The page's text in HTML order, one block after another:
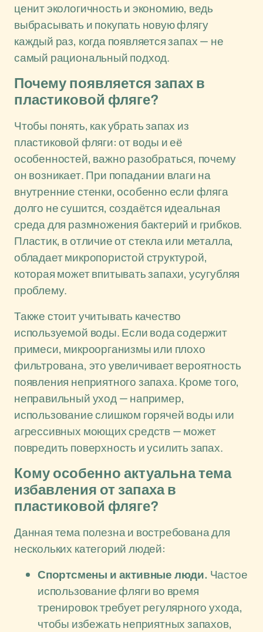
ценит экологичность и экономию, ведь
выбрасывать и покупать новую флягу
каждый раз, когда появляется запах — не
самый рациональный подход.
Почему появляется запах в
пластиковой фляге?
Чтобы понять, как убрать запах из
пластиковой фляги: от воды и её
особенностей, важно разобраться, почему
он возникает. При попадании влаги на
внутренние стенки, особенно если фляга
долго не сушится, создаётся идеальная
среда для размножения бактерий и грибков.
Пластик, в отличие от стекла или металла,
обладает микропористой структурой,
которая может впитывать запахи, усугубляя
проблему.
Также стоит учитывать качество
используемой воды. Если вода содержит
примеси, микроорганизмы или плохо
фильтрована, это увеличивает вероятность
появления неприятного запаха. Кроме того,
неправильный уход — например,
использование слишком горячей воды или
агрессивных моющих средств — может
повредить поверхность и усилить запах.
Кому особенно актуальна тема
избавления от запаха в
пластиковой фляге?
Данная тема полезна и востребована для
нескольких категорий людей:
Спортсмены и активные люди. Частое
использование фляги во время
тренировок требует регулярного ухода,
чтобы избежать неприятных запахов,